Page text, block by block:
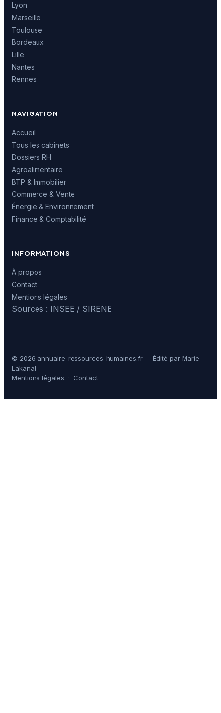
Lyon
Marseille
Toulouse
Bordeaux
Lille
Nantes
Rennes
NAVIGATION
Accueil
Tous les cabinets
Dossiers RH
Agroalimentaire
BTP & Immobilier
Commerce & Vente
Énergie & Environnement
Finance & Comptabilité
INFORMATIONS
À propos
Contact
Mentions légales
Sources : INSEE / SIRENE
© 2026 annuaire-ressources-humaines.fr — Édité par Marie
Lakanal
Mentions légales · Contact